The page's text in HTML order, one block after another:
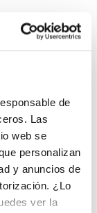
de
Las
web se
personalizan
y anuncios de
¿Lo
ver la